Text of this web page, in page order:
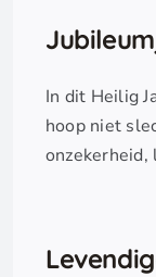
In dit Heilig
hoop niet
onzekerheid,